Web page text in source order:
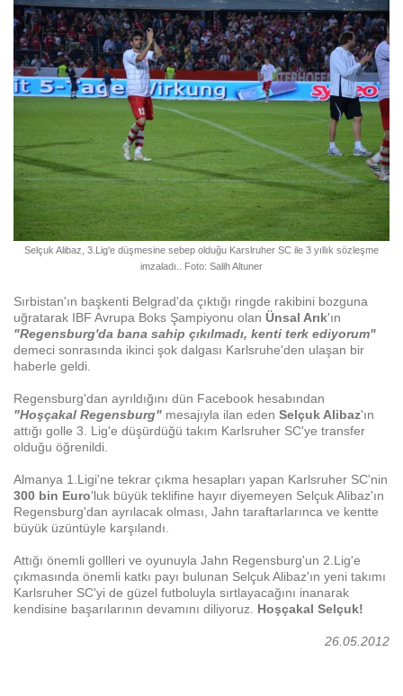
Selçuk Alibaz, 3.Lig'e düşmesine sebep olduğu Karslruher SC ile 3 yıllık sözleşme
imzaladı.. Foto: Salih Altuner
Sırbistan'ın başkenti Belgrad'da çıktığı ringde rakibini bozguna
uğratarak IBF Avrupa Boks Şampiyonu olan Ünsal Arık'ın
"Regensburg'da bana sahip çıkılmadı, kenti terk ediyorum"
demeci sonrasında ikinci şok dalgası Karlsruhe'den ulaşan bir
haberle geldi.
Regensburg'dan ayrıldığını dün Facebook hesabından
"Hoşçakal Regensburg" mesajıyla ilan eden Selçuk Alibaz'ın
attığı golle 3. Lig'e düşürdüğü takım Karlsruher SC'ye transfer
olduğu öğrenildi.
Almanya 1.Ligi'ne tekrar çıkma hesapları yapan Karlsruher SC'nin
300 bin Euro'luk büyük teklifine hayır diyemeyen Selçuk Alibaz'ın
Regensburg'dan ayrılacak olması, Jahn taraftarlarınca ve kentte
büyük üzüntüyle karşılandı.
Attığı önemli gollleri ve oyunuyla Jahn Regensburg'un 2.Lig'e
çıkmasında önemli katkı payı bulunan Selçuk Alibaz'ın yeni takımı
Karlsruher SC'yi de güzel futboluyla sırtlayacağını inanarak
kendisine başarılarının devamını diliyoruz. Hoşçakal Selçuk!
26.05.2012